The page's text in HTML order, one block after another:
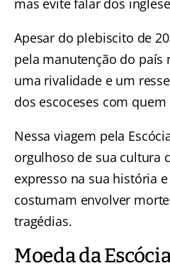
Apesar do plebiscito de
pela manutenção do país
uma rivalidade e um
dos escoceses com quem
Nessa viagem pela
orgulhoso de sua cultura
expresso na sua história
costumam envolver
tragédias.
Moeda da